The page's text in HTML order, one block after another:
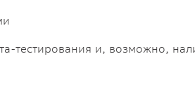
тестирования и, возможно,